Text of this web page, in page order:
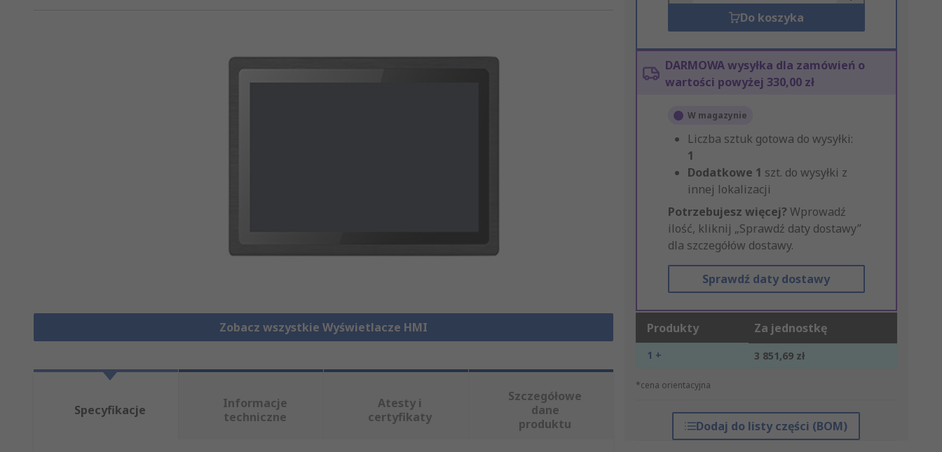
Zobacz wszystkie Wyświetlacze HMI
Do koszyka
DARMOWA wysyłka dla zamówień o
wartości powyżej 330,00 zł
W magazynie
Liczba sztuk gotowa do wysyłki:
1
Dodatkowe 1 szt. do wysyłki z
innej lokalizacji
Potrzebujesz więcej? Wprowadź
ilość, kliknij „Sprawdź daty dostawy”
dla szczegółów dostawy.
Sprawdź daty dostawy
Produkty Za jednostkę
1 + 3 851,69 zł
*cena orientacyjna
Dodaj do listy części (BOM)
Specyfikacje
Informacje
techniczne
Atesty i
certyfikaty
Szczegółowe
dane
produktu